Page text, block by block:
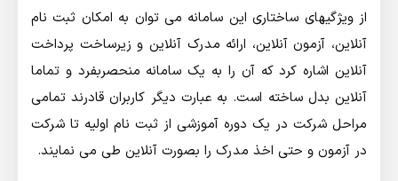
از ویژگیهای ساختاری این سامانه می توان به امکان ثبت نام
آنلاین، آزمون آنلاین، ارائه مدرک آنلاین و زیرساخت پرداخت
آنلاین اشاره کرد که آن را به یک سامانه منحصربفرد و تماما
آنلاین بدل ساخته است. به عبارت دیگر کاربران قادرند تمامی
مراحل شرکت در یک دوره آموزشی از ثبت نام اولیه تا شرکت
در آزمون و حتی اخذ مدرک را بصورت آنلاین طی می نمایند.